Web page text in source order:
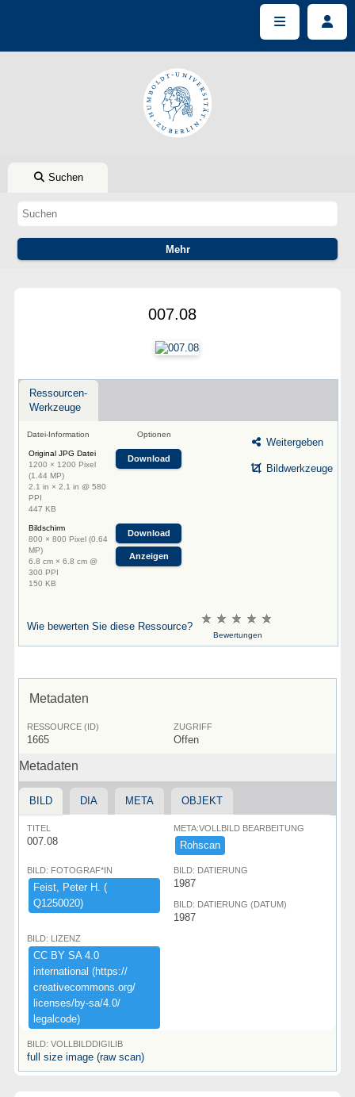
Suchen
007.08
Ressourcen-
Werkzeuge
Datei-Information Optionen
Original JPG Datei
1200 × 1200 Pixel
(1.44 MP)
2.1 in × 2.1 in @ 580
PPI
447 KB
Download
Bildschirm
800 × 800 Pixel (0.64
MP)
6.8 cm × 6.8 cm @
300 PPI
150 KB
Download
Anzeigen
Weitergeben
Bildwerkzeuge
Wie bewerten Sie diese Ressource?
Bewertungen
Metadaten
RESSOURCE (ID)
1665
ZUGRIFF
Offen
Metadaten
BILD DIA META OBJEKT
TITEL
007.08
META:VOLLBILD BEARBEITUNG
Rohscan
BILD: FOTOGRAF*IN
Feist,​ ​Peter ​H.​ ​(​
Q1250020)​
BILD: DATIERUNG
1987
BILD: DATIERUNG (DATUM)
1987
BILD: LIZENZ
CC ​BY ​SA ​4.​0 ​
international ​(​https:​/​/​
creativecommons.​org/​
licenses/​by-​sa/​4.​0/​
legalcode)​
BILD: VOLLBILDDIGILIB
full size image (raw scan)